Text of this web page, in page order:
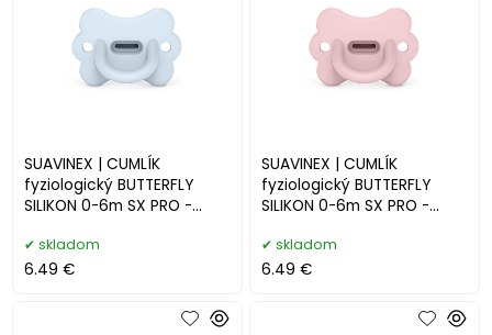
SUAVINEX | CUMLÍK
fyziologický BUTTERFLY
SILIKON 0-6m SX PRO -
skladom
6.49 €
SUAVINEX | CUMLÍK
fyziologický BUTTERFLY
SILIKON 0-6m SX PRO -
skladom
6.49 €